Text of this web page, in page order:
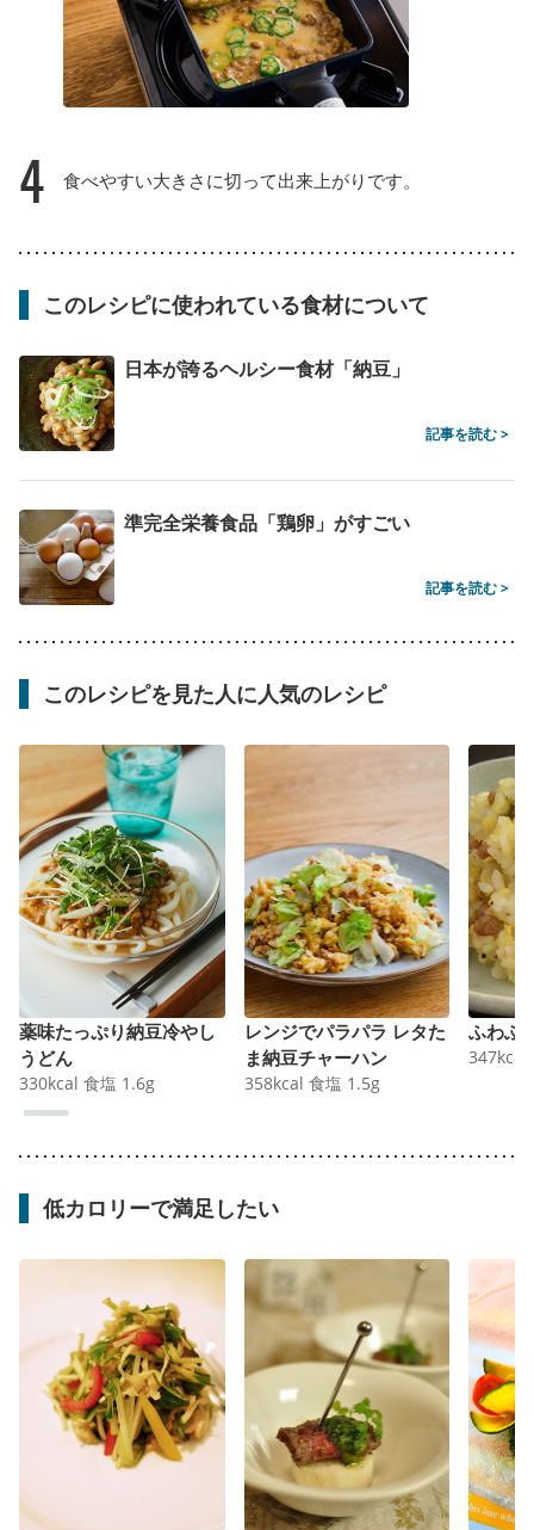
4 食べやすい大きさに切って出来上がりです。
このレシピに使われている食材について
日本が誇るヘルシー食材「納豆」
記事を読む >
準完全栄養食品「鶏卵」がすごい
記事を読む >
このレシピを見た人に人気のレシピ
薬味たっぷり納豆冷やし
うどん
330kcal 食塩 1.6g
レンジでパラパラ レタた
ま納豆チャーハン
358kcal 食塩 1.5g
ふわふ
347kcal
低カロリーで満足したい